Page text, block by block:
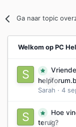
Ga naar topic
Welkom op PC
0
Sarah · 4
0
Hoe
terug?